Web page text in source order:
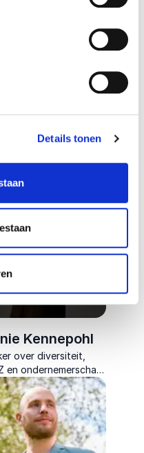
Details tonen
Maak de ander
Ze spreekt
Haar
bieden inspiratie en
voor ieder die wil
Kennepohl
over diversiteit,
en ondernemerschap.
inzichten om
in finance aan te
en te behouden.